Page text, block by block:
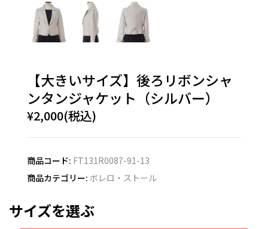
【大きいサイズ】後ろリボンシャ
ンタンジャケット（シルバー）
¥2,000(税込)
商品コード: FT131R0087-91-13
商品カテゴリー: ボレロ・ストール
サイズを選ぶ